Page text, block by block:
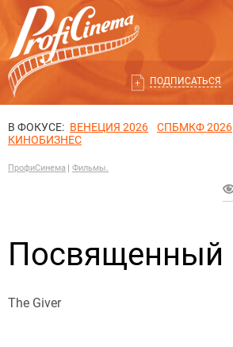
ПОДПИСАТЬСЯ
В ФОКУСЕ: ВЕНЕЦИЯ 2026 СПБМКФ 2026
КИНОБИЗНЕС
ПрофиСинема Фильмы.
Посвященный
The Giver